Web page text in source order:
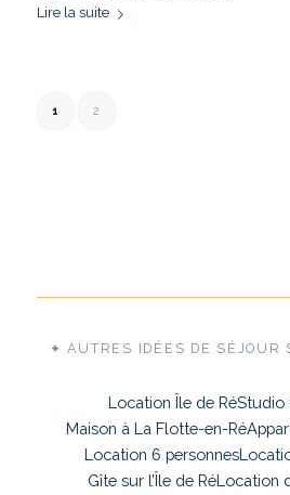
Lire la suite
1 2
✦ AUTRES IDÉES DE SÉJOUR
Location Île de RéStudio
Maison à La Flotte-en-Ré
Location 6 personnes
Gîte sur l’Île de RéLocation